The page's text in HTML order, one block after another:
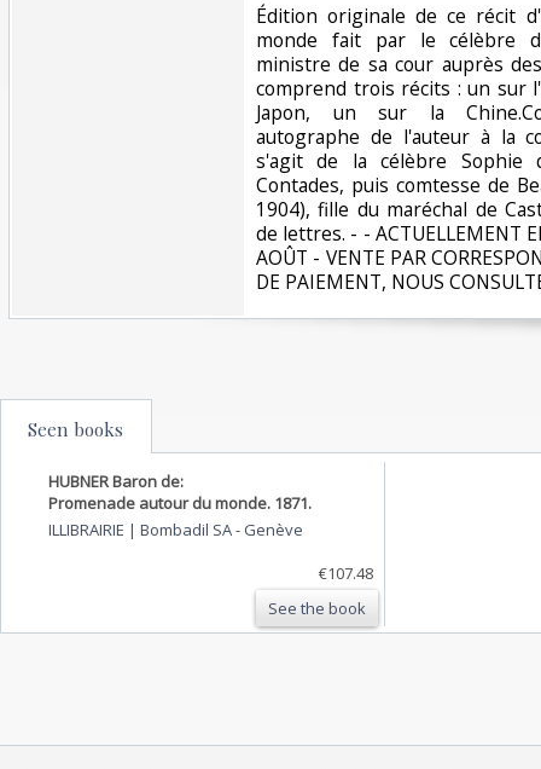
‎Édition originale de ce récit
monde fait par le célèbre
ministre de sa cour auprès
comprend trois récits : un sur
Japon, un sur la
autographe de l'auteur à la
s'agit de la célèbre Sophie
Contades, puis comtesse de
1904), fille du maréchal de
de lettres. - - ACTUELLEMENT
AOÛT - VENTE PAR
DE PAIEMENT, NOUS
Seen books
HUBNER Baron de:
Promenade autour du monde. 1871.
ILLIBRAIRIE | Bombadil SA- Genève
€107.48
See the book